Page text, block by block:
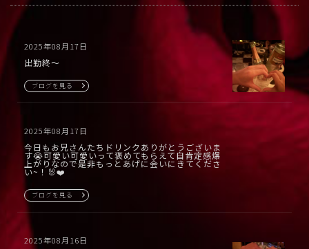
2025年08月17日
出勤終〜
ブログを見る
2025年08月17日
今日もお兄さんたちドリンクありがとうございま
す😭可愛い可愛いって褒めてもらえて自肯定感爆
上がりなので是非もっとあげに会いにきてくださ
い~！🐰❤️
ブログを見る
2025年08月16日